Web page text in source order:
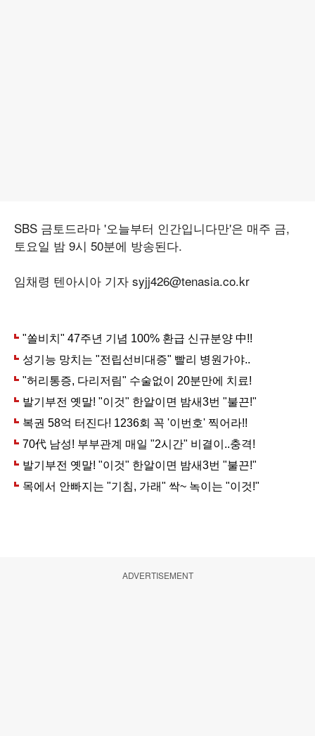
SBS 금토드라마 '오늘부터 인간입니다만'은 매주 금,
토요일 밤 9시 50분에 방송된다.
임채령 텐아시아 기자 syjj426@tenasia.co.kr
ADVERTISEMENT